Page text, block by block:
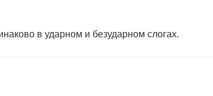
в ударном и безударном слогах.